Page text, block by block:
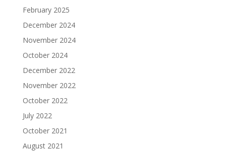
February 2025
December 2024
November 2024
October 2024
December 2022
November 2022
October 2022
July 2022
October 2021
August 2021